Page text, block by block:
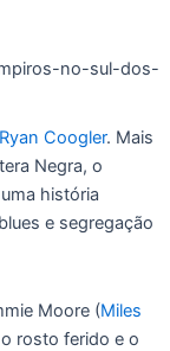
Ryan Coogler. Mais
Negra, o
história
e segregação
Moore (Miles
rosto ferido e o